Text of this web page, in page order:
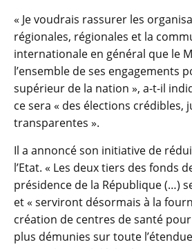
« Je voudrais rassurer les
régionales, régionales et la
internationale en général que le
l’ensemble de ses engagements
supérieur de la nation », a-t-il
ce sera « des élections crédibles,
transparentes ».
Il a annoncé son initiative de
l’Etat. « Les deux tiers des fonds
présidence de la République (…)
et « serviront désormais à la
création de centres de santé
plus démunies sur toute